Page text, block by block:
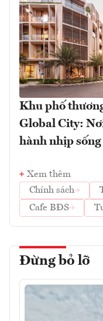
Khu phố
Global City:
hành nhịp
Xem thêm
Chính sách
Cafe BĐS
Đừng bỏ lỡ